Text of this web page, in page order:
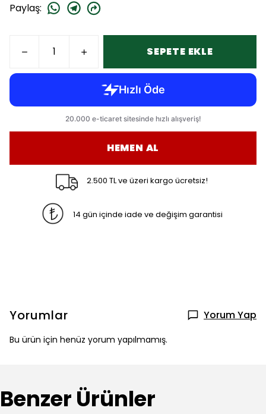
Paylaş:
SEPETE EKLE
HEMEN AL
2.500 TL ve üzeri kargo ücretsiz!
14 gün içinde iade ve değişim garantisi
Yorumlar Yorum Yap
Bu ürün için henüz yorum yapılmamış.
Benzer Ürünler